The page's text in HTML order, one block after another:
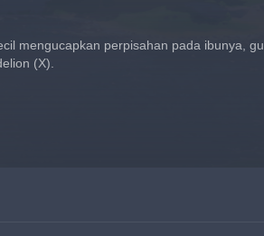
mengucapkan perpisahan pada ibunya,
(X).